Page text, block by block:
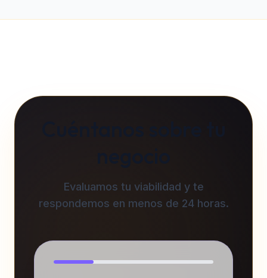
Evaluamos tu viabilidad y te
respondemos en menos de 24 horas.